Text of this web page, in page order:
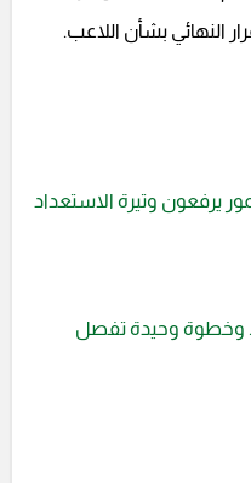
النهائي بشأن اللاعب.
يرفعون وتيرة الاستعداد
وخطوة وحيدة تفصل